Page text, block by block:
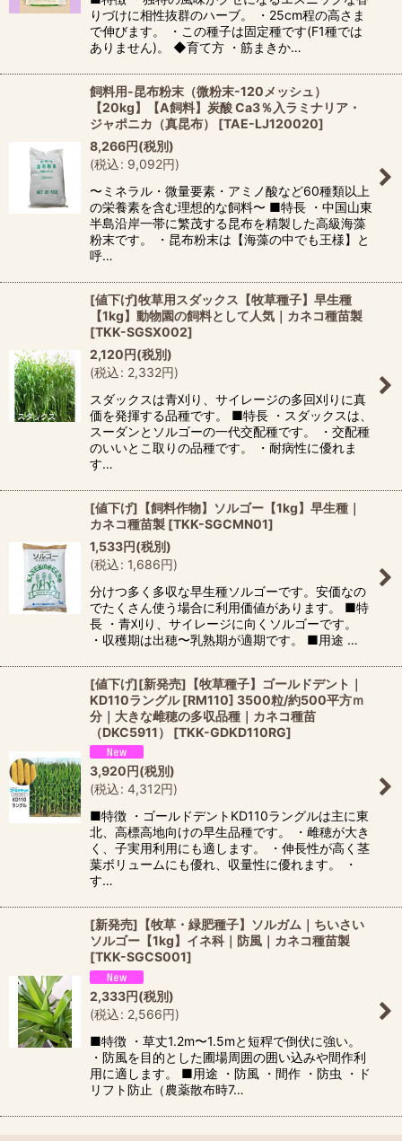
りづけに相性抜群のハーブ。 ・25cm程の高さま
で伸びます。 ・この種子は固定種です(F1種では
ありません)。 ◆育て方 ・筋まきか…
飼料用-昆布粉末（微粉末-120メッシュ）
【20kg】【A飼料】炭酸 Ca3％入ラミナリア・
ジャポニカ（真昆布）
[TAE-LJ120020]
8,266円(税別)
(税込: 9,092円)
〜ミネラル・微量要素・アミノ酸など60種類以上
の栄養素を含む理想的な飼料〜 ■特長 ・中国山東
半島沿岸一帯に繁茂する昆布を精製した高級海藻
粉末です。 ・昆布粉末は【海藻の中でも王様】と
呼…
[値下げ]牧草用スダックス【牧草種子】早生種
【1kg】動物園の飼料として人気｜カネコ種苗製
[TKK-SGSX002]
2,120円(税別)
(税込: 2,332円)
スダックスは青刈り、サイレージの多回刈りに真
価を発揮する品種です。 ■特長 ・スダックスは、
スーダンとソルゴーの一代交配種です。 ・交配種
のいいとこ取りの品種です。 ・耐病性に優れま
す…
[値下げ]【飼料作物】ソルゴー【1kg】早生種｜
カネコ種苗製 [TKK-SGCMN01]
1,533円(税別)
(税込: 1,686円)
分けつ多く多収な早生種ソルゴーです。安価なの
でたくさん使う場合に利用価値があります。 ■特
長 ・青刈り、サイレージに向くソルゴーです。
・収穫期は出穂〜乳熟期が適期です。 ■用途 …
[値下げ][新発売]【牧草種子】ゴールドデント｜
KD110ラングル [RM110] 3500粒/約500平方ｍ
分｜大きな雌穂の多収品種｜カネコ種苗
（DKC5911）
[TKK-GDKD110RG]
3,920円(税別)
(税込: 4,312円)
■特徴 ・ゴールドデントKD110ラングルは主に東
北、高標高地向けの早生品種です。 ・雌穂が大き
く、子実用利用にも適します。 ・伸長性が高く茎
葉ボリュームにも優れ、収量性に優れます。 ・
す…
[新発売]【牧草・緑肥種子】ソルガム｜ちいさい
ソルゴー【1kg】イネ科｜防風｜カネコ種苗製
[TKK-SGCS001]
2,333円(税別)
(税込: 2,566円)
■特徴 ・草丈1.2m〜1.5mと短稈で倒伏に強い。
・防風を目的とした圃場周囲の囲い込みや間作利
用に適します。 ■用途 ・防風 ・間作 ・防虫 ・ド
リフト防止（農薬散布時7…